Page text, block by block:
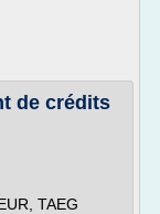
de crédits
TAEG